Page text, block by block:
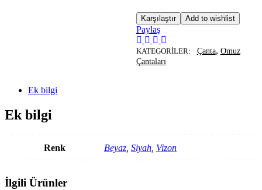
Karşılaştır Add to wishlist
Paylaş
KATEGORILER: Çanta, Omuz
Çantaları
Ek bilgi
Ek bilgi
Renk Beyaz Siyah Vizon
İlgili Ürünler